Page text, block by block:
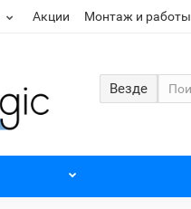
Акции Монтаж и работы
Везде